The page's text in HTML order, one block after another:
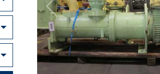
Toggle Dropdown
Toggle Dropdown